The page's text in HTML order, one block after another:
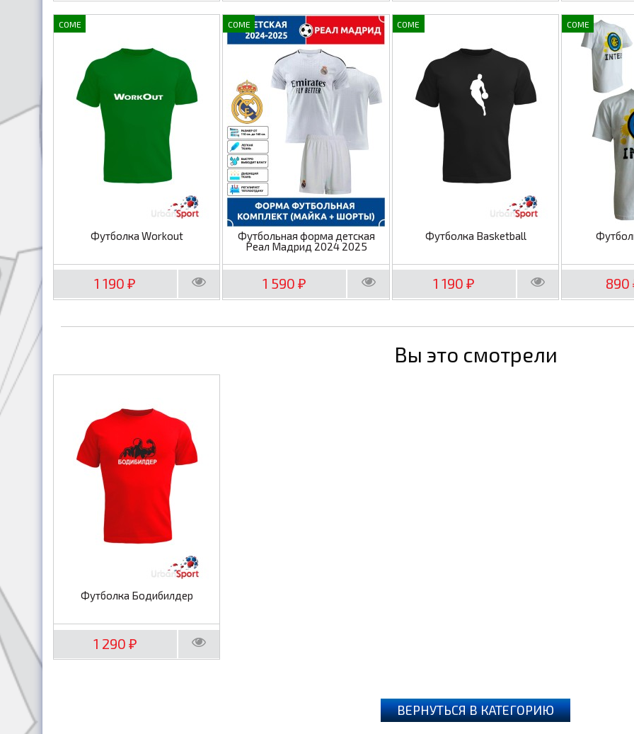
COME
Футболка Workout
1 190₽
COME
Футбольная форма детская
Реал Мадрид 2024 2025
1 590₽
COME
Футболка Basketball
1 190₽
COME
890
Вы это смотрели
Футболка Бодибилдер
1 290 ₽
ВЕРНУТЬСЯ В КАТЕГОРИЮ